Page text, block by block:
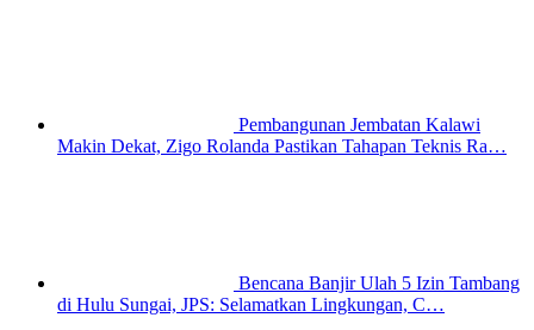
Pembangunan Jembatan Kalawi
Makin Dekat, Zigo Rolanda Pastikan Tahapan Teknis Ra…
Bencana Banjir Ulah 5 Izin Tambang
di Hulu Sungai, JPS: Selamatkan Lingkungan, C…